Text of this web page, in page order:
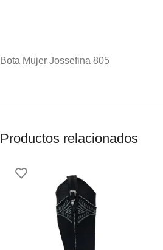
Bota Mujer Jossefina 805
Productos relacionados